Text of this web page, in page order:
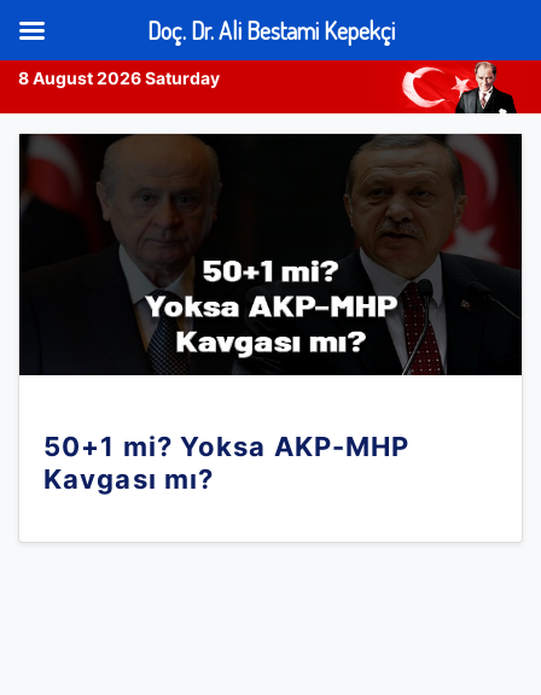
8 August 2026 Saturday
50+1 mi? Yoksa AKP-MHP
Kavgası mı?
Doç. Dr. Ali Bestami Kepekçi